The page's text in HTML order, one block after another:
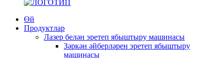
Өй
Продуктлар
Лазер белән эретеп ябыштыру машинасы
Зәркән әйберләрен эретеп ябыштыру
машинасы